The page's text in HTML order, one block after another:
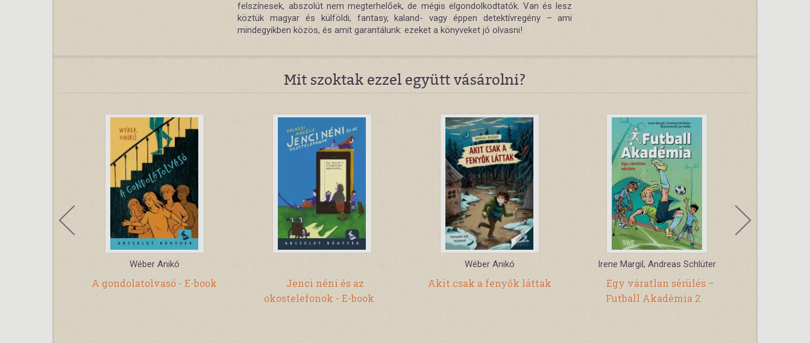
felszínesek, abszolút nem megterhelőek, de mégis elgondolkodtatók. Van és lesz
köztük magyar és külföldi, fantasy, kaland- vagy éppen detektívregény – ami
mindegyikben közös, és amit garantálunk: ezeket a könyveket jó olvasni!
Mit szoktak ezzel együtt vásárolni?
Wéber Anikó
A gondolatolvasó - E-book
Jenci néni és az
okostelefonok - E-book
Wéber Anikó
Akit csak a fenyők láttak
Irene Margil, Andreas Schlüter
Egy váratlan sérülés –
Futball Akadémia 2.